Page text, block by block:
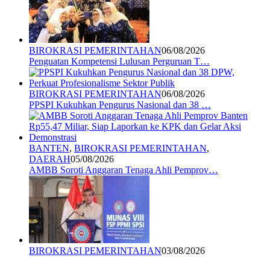
BIROKRASI PEMERINTAHAN06/08/2026
Penguatan Kompetensi Lulusan Perguruan T…
BIROKRASI PEMERINTAHAN06/08/2026
PPSPI Kukuhkan Pengurus Nasional dan 38 …
BANTEN, BIROKRASI PEMERINTAHAN,
DAERAH05/08/2026
AMBB Soroti Anggaran Tenaga Ahli Pemprov…
BIROKRASI PEMERINTAHAN03/08/2026